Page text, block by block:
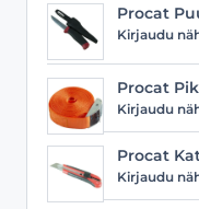
Procat
Kirjaudu
Procat
Kirjaudu
Procat
Kirjaudu